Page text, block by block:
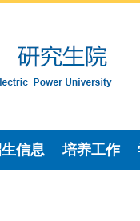
信息 培养工作